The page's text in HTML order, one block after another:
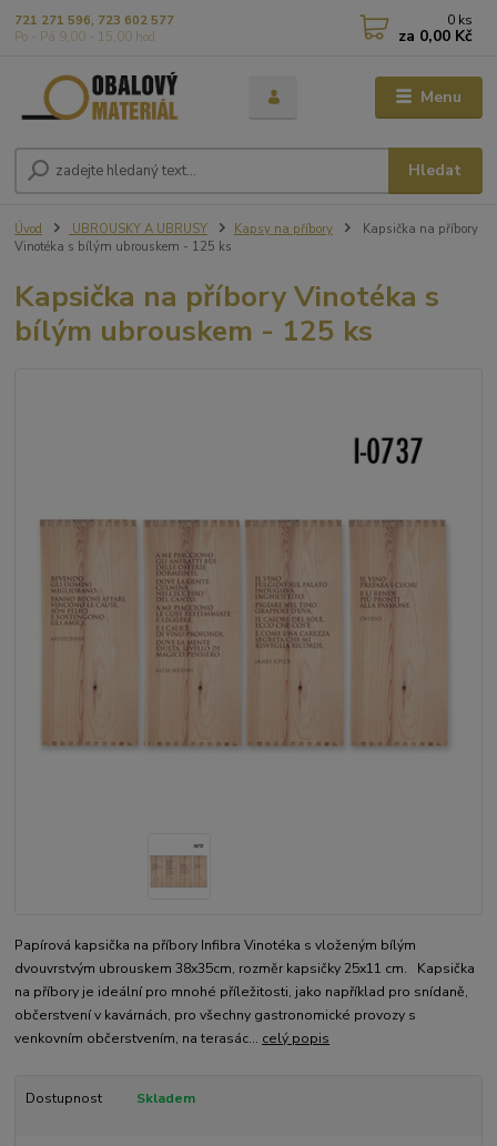
Menu
Hledat
721 271 596, 723 602 577
Po - Pá 9,00 - 15,00 hod
0 ks
za 0,00 Kč
Úvod UBROUSKY A UBRUSY Kapsy na příbory
Kapsička na příbory
Vinotéka s bílým ubrouskem - 125 ks
Kapsička na příbory Vinotéka s
bílým ubrouskem - 125 ks
Papírová kapsička na příbory Infibra Vinotéka s vloženým bílým
dvouvrstvým ubrouskem 38x35cm, rozměr kapsičky 25x11 cm. Kapsička
na příbory je ideální pro mnohé příležitosti, jako například pro snídaně,
občerstvení v kavárnách, pro všechny gastronomické provozy s
venkovním občerstvením, na terasác... celý popis
Dostupnost Skladem